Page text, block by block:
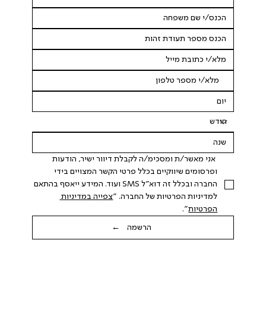
אני מאשר/ת ומסכימ/ה לקבלת דיוור ישיר, הודעות
החברה ובכלל זה דוא"ל SMS ועוד. המידע ייאסף בהתאם
למדיניות הפרטיות של החברה. "
צפייה במדיניות
הפרטיות".
הרשמה ←